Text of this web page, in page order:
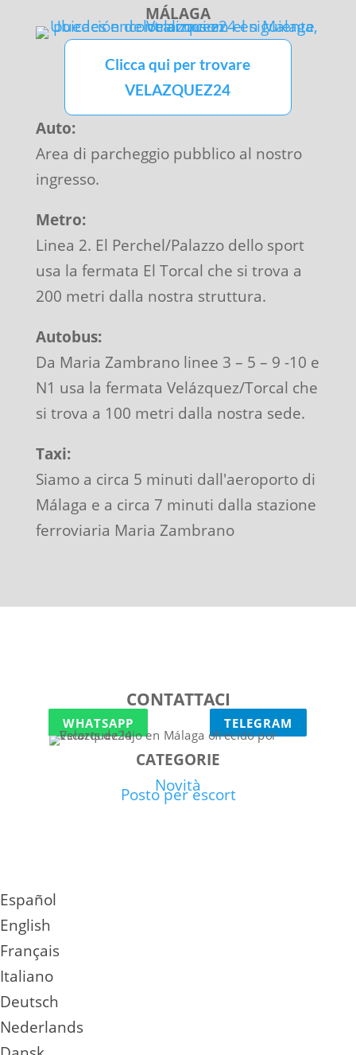
MÁLAGA
Clicca qui per trovare
VELAZQUEZ24
Auto:
Area di parcheggio pubblico al nostro
ingresso.
Metro:
Linea 2. El Perchel/Palazzo dello sport
usa la fermata El Torcal che si trova a
200 metri dalla nostra struttura.
Autobus:
Da Maria Zambrano linee 3 – 5 – 9 -10 e
N1 usa la fermata Velázquez/Torcal che
si trova a 100 metri dalla nostra sede.
Taxi:
Siamo a circa 5 minuti dall'aeroporto di
Málaga e a circa 7 minuti dalla stazione
ferroviaria Maria Zambrano
CONTATTACI
WHATSAPP TELEGRAM
CATEGORIE
Novità
Posto per escort
Español
English
Français
Italiano
Deutsch
Nederlands